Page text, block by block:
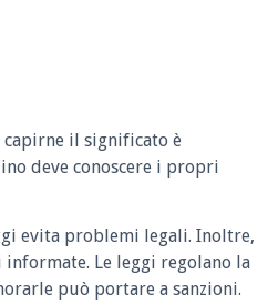
capirne il significato è
deve conoscere i propri
evita problemi legali. Inoltre,
Le leggi regolano la
può portare a sanzioni.